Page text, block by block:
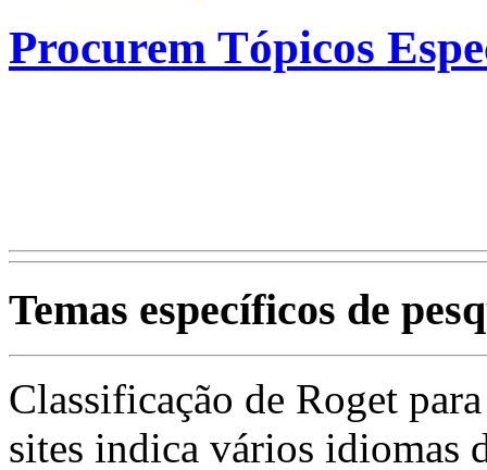
Procurem Tópicos
Temas específicos de
Classificação de Roget
sites indica vários idiomas